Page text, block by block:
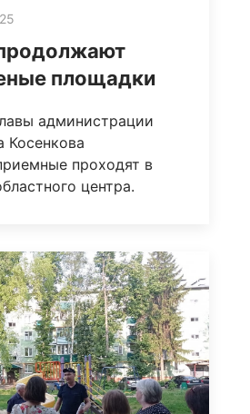
площадки
администрации
Косенкова
проходят в
центра.